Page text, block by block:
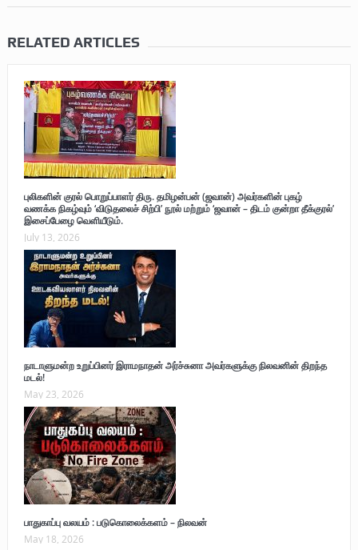
RELATED ARTICLES
புலிகளின் குரல் பொறுப்பாளர் திரு. தமிழன்பன் (ஜவான்) அவர்களின் புகழ்
வணக்க நிகழ்வும் ‘விடுதலைச் சிற்பி’ நூல் மற்றும் ‘ஜவான் – திடம் குன்றா தீக்குரல்’
இசைப்பேழை வெளியீடும்.
July 13, 2026
நாடாளுமன்ற உறுப்பினர் இராமநாதன் அர்ச்சுனா அவர்களுக்கு நிலவனின் திறந்த
மடல்!
May 23, 2026
பாதுகாப்பு வலயம் : படுகொலைக்களம் – நிலவன்
May 18, 2026